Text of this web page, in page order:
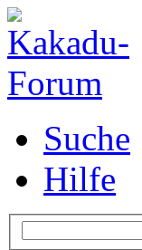
Suche
Hilfe